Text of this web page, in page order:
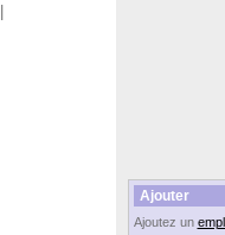
Ajouter
Ajoutez un
|